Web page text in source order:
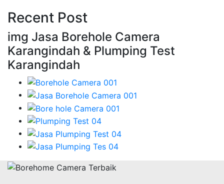
Recent Post
img Jasa Borehole Camera
Karangindah & Plumping Test
Karangindah